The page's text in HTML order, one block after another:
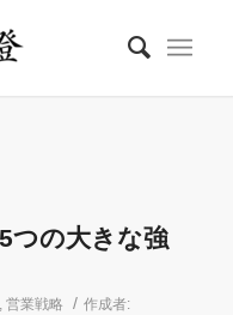
つの大きな強
, 営業戦略 / 作成者: